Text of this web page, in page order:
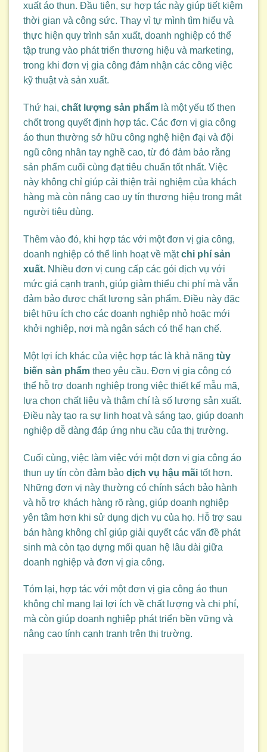
xuất áo thun. Đầu tiên, sự hợp tác này giúp tiết kiệm
thời gian và công sức. Thay vì tự mình tìm hiểu và
thực hiện quy trình sản xuất, doanh nghiệp có thể
tập trung vào phát triển thương hiệu và marketing,
trong khi đơn vị gia công đảm nhận các công việc
kỹ thuật và sản xuất.
Thứ hai, chất lượng sản phẩm là một yếu tố then
chốt trong quyết định hợp tác. Các đơn vị gia công
áo thun thường sở hữu công nghệ hiện đại và đội
ngũ công nhân tay nghề cao, từ đó đảm bảo rằng
sản phẩm cuối cùng đạt tiêu chuẩn tốt nhất. Việc
này không chỉ giúp cải thiện trải nghiệm của khách
hàng mà còn nâng cao uy tín thương hiệu trong mắt
người tiêu dùng.
Thêm vào đó, khi hợp tác với một đơn vị gia công,
doanh nghiệp có thể linh hoạt về mặtchi phí sản
xuất. Nhiều đơn vị cung cấp các gói dịch vụ với
mức giá cạnh tranh, giúp giảm thiểu chi phí mà vẫn
đảm bảo được chất lượng sản phẩm. Điều này đặc
biệt hữu ích cho các doanh nghiệp nhỏ hoặc mới
khởi nghiệp, nơi mà ngân sách có thể hạn chế.
Một lợi ích khác của việc hợp tác là khả năng tùy
biến sản phẩm theo yêu cầu. Đơn vị gia công có
thể hỗ trợ doanh nghiệp trong việc thiết kế mẫu mã,
lựa chọn chất liệu và thậm chí là số lượng sản xuất.
Điều này tạo ra sự linh hoạt và sáng tạo, giúp doanh
nghiệp dễ dàng đáp ứng nhu cầu của thị trường.
Cuối cùng, việc làm việc với một đơn vị gia công áo
thun uy tín còn đảm bảo dịch vụ hậu mãi tốt hơn.
Những đơn vị này thường có chính sách bảo hành
và hỗ trợ khách hàng rõ ràng, giúp doanh nghiệp
yên tâm hơn khi sử dụng dịch vụ của họ. Hỗ trợ sau
bán hàng không chỉ giúp giải quyết các vấn đề phát
sinh mà còn tạo dựng mối quan hệ lâu dài giữa
doanh nghiệp và đơn vị gia công.
Tóm lại, hợp tác với một đơn vị gia công áo thun
không chỉ mang lại lợi ích về chất lượng và chi phí,
mà còn giúp doanh nghiệp phát triển bền vững và
nâng cao tính cạnh tranh trên thị trường.